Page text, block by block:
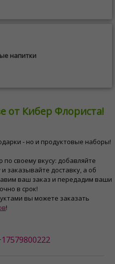
напитки
от Кибер Флориста!
- но и продуктовые наборы!
своему вкусу: добавляйте
заказывайте доставку, а об
ваш заказ и передадим ваши
в срок!
вы можете заказать
!